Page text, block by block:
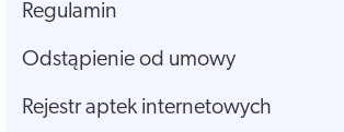
Regulamin
Odstąpienie od umowy
Rejestr aptek internetowych